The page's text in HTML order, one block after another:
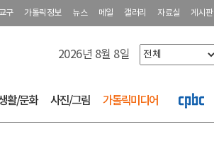
구 가톨릭정보 뉴스 메일 갤러리 자료실 게시판
2026년 8월 8일
활/문화 사진/그림 가톨릭미디어